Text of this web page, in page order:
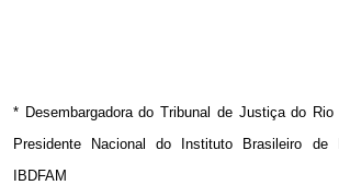
* Desembargadora do Tribunal de Justiça do
Presidente Nacional do Instituto Brasileiro
IBDFAM